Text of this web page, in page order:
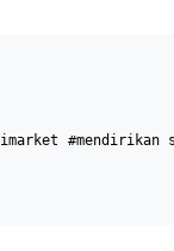
#mendirikan